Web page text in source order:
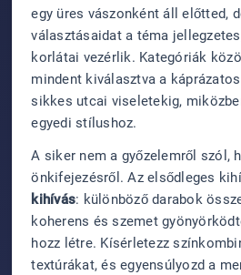
egy üres vászonként áll előtted,
választásaidat a téma
korlátai vezérlik. Kategóriák
mindent kiválasztva a
sikkes utcai viseletekig,
egyedi stílushoz.
A siker nem a győzelemről szól,
önkifejezésről. Az elsődleges
kihívás: különböző darabok
koherens és szemet
hozz létre. Kísérletezz
textúrákat, és egyensúlyozd a